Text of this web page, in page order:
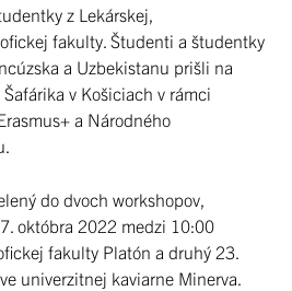
z Lekárskej,
fakulty. Študenti a študentky
a Uzbekistanu prišli na
v Košiciach v rámci
a Národného
do dvoch workshopov,
októbra 2022 medzi 10:00
fakulty Platón a druhý 23.
univerzitnej kaviarne Minerva.